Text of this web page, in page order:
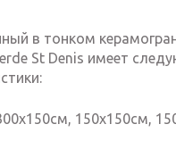
в тонком
St Denis имеет
150х150см,